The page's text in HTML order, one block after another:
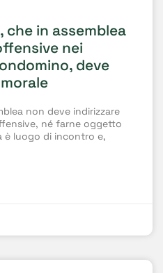
che in assemblea
nei
deve
non deve indirizzare
né farne oggetto
è luogo di incontro e,